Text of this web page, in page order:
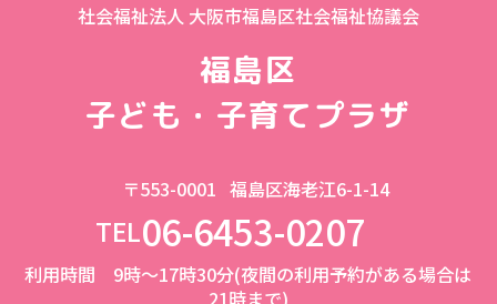
社会福祉法人 大阪市福島区社会福祉協議会
福島区
子ども・子育てプラザ
〒553-0001 福島区海老江6-1-14
TEL06-6453-0207
利用時間 9時～17時30分(夜間の利用予約がある場合は
21時まで)